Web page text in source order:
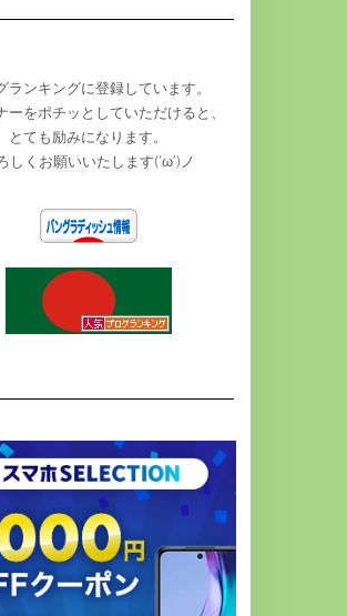
ランキングに登録しています。
ーをポチッとしていただけると、
とても励みになります。
しくお願いいたします(‘ω’)ノ